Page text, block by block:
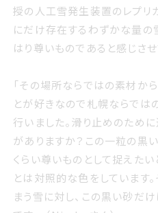
の人工雪発生装置のレプリカ
け存在するわずかな量の雪を
いものであると感じさせてく
その場所ならではの素材から
が好きなので札幌ならではの
いました 滑り止めのために道
ありますかこの一粒の黒い砂
い尊いものとして捉えたいと
授の人工雪発生装置のレプリ
にだけ存在するわずかな量の
はり尊いものであると感じさせ
「その場所ならではの素材か
とが好きなので札幌ならでは
行いました。滑り止めのため
がありますか？この一粒の黒
くらい尊いものとして捉えた
とは対照的な色をしています
まう雪に対し、この黒い砂だ